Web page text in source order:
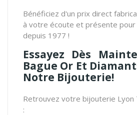
Bénéficiez d'un prix direct
à votre écoute et présente pour
depuis 1977 !
Essayez Dès
Bague Or Et
Notre Bijouterie!
Retrouvez votre bijouterie Lyon
: